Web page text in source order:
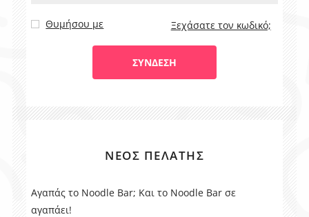
Θυμήσου με Ξεχάσατε τον κωδικό;
ΝΈΟΣ ΠΕΛΆΤΗΣ
Αγαπάς το Noodle Bar; Και το Noodle Bar σε
αγαπάει!